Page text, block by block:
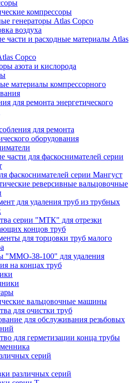
компрессоры
генераторы Atlas Copco
воздуха
части и расходные материалы Atlas
Copco
азота и кислорода
материалы компрессорного
для ремонта энергетического
для ремонта
оборудования
части для фаскоснимателей серии
фаскоснимателей серии Мангуст
реверсивные вальцовочные
для удаления труб из трубных
серии "МТК" для отрезки
концов труб
для торцовки труб малого
"ММО-38-100" для удаления
на концах труб
вальцовочные машины
для очистки труб
для обслуживания резьбовых
для герметизации конца трубы
серий
различных серий